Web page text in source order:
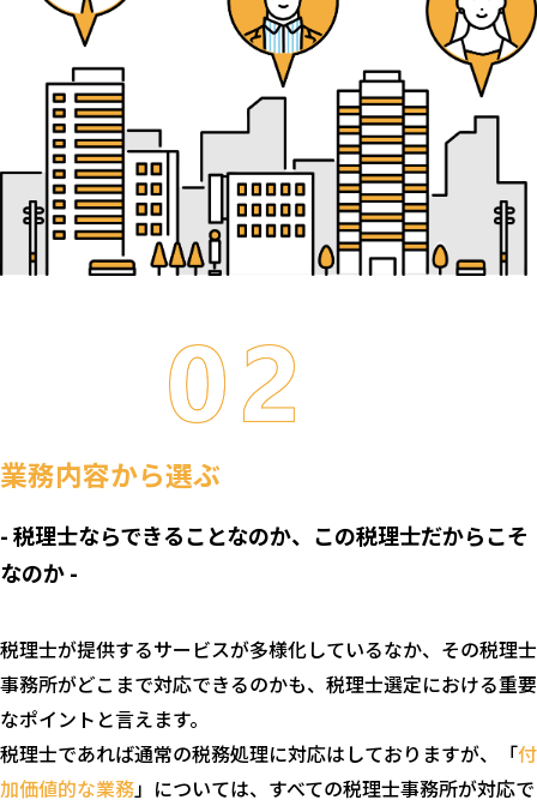
業務内容から選ぶ
- 税理士ならできることなのか、この税理士だからこそ
なのか -
税理士が提供するサービスが多様化しているなか、その税理士
事務所がどこまで対応できるのかも、税理士選定における重要
なポイントと言えます。
税理士であれば通常の税務処理に対応はしておりますが、「付
加価値的な業務」については、すべての税理士事務所が対応で